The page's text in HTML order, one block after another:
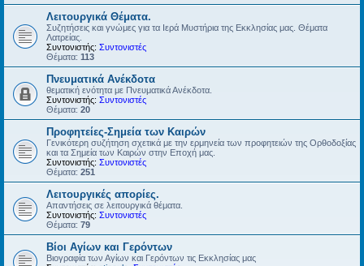
Λειτουργικά Θέματα.
Συζητήσεις και γνώμες για τα Ιερά Μυστήρια της Εκκλησίας μας. Θέματα
Λατρείας.
Συντονιστής: Συντονιστές
Θέματα: 113
Πνευματικά Ανέκδοτα
θεματική ενότητα με Πνευματικά Ανέκδοτα.
Συντονιστής: Συντονιστές
Θέματα: 20
Προφητείες-Σημεία των Καιρών
Γενικότερη συζήτηση σχετικά με την ερμηνεία των προφητειών της Ορθοδοξίας
και τα Σημεία των Καιρών στην Εποχή μας.
Συντονιστής: Συντονιστές
Θέματα: 251
Λειτουργικές απορίες.
Απαντήσεις σε λειτουργικά θέματα.
Συντονιστής: Συντονιστές
Θέματα: 79
Βίοι Αγίων και Γερόντων
Βιογραφία των Αγίων και Γερόντων τις Εκκλησίας μας